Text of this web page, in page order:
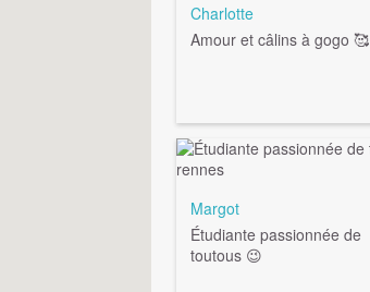
Charlotte
Amour et câlins à gogo 🥰
Margot
Étudiante passionnée de
toutous 😉